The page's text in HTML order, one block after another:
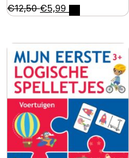
€12,50 €5,99